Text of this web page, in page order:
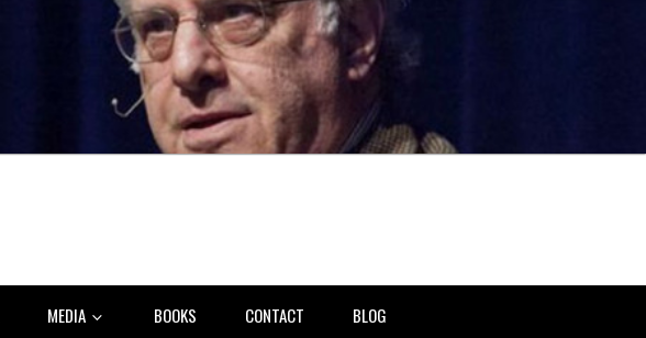
MEDIA BOOKS CONTACT BLOG